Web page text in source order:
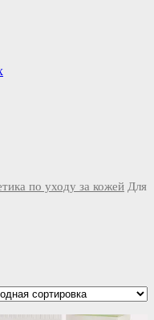
по уходу за кожей Для